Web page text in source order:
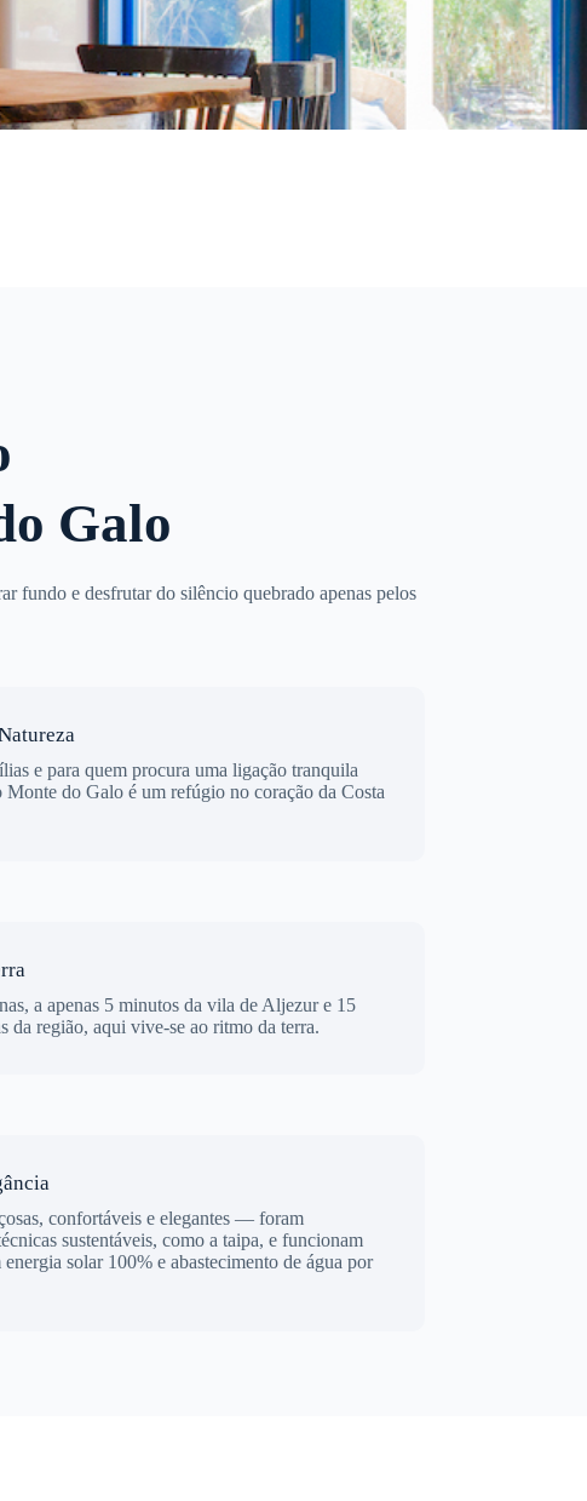
Galo
fundo e desfrutar do silêncio quebrado apenas pelos
e para quem procura uma ligação tranquila
Monte do Galo é um refúgio no coração da Costa
a apenas 5 minutos da vila de Aljezur e 15
da região, aqui vive-se ao ritmo da terra.
confortáveis e elegantes — foram
sustentáveis, como a taipa, e funcionam
solar 100% e abastecimento de água por